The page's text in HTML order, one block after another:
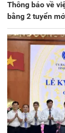
Thông báo về
bằng 2 tuyển